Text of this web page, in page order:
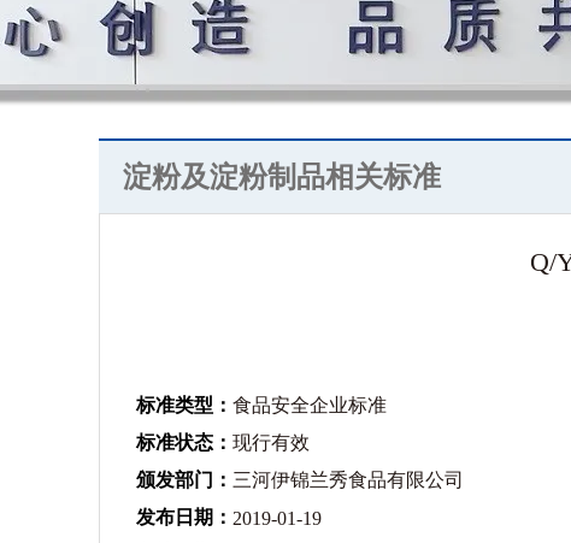
淀粉及淀粉制品相关标准
Q/
标准类型： 食品安全企业标准
标准状态： 现行有效
颁发部门： 三河伊锦兰秀食品有限公司
发布日期： 2019-01-19